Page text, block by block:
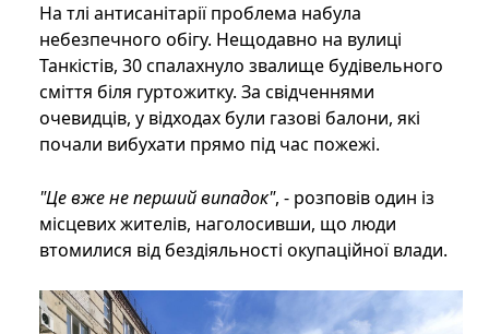
На тлі антисанітарії проблема набула
небезпечного обігу. Нещодавно на вулиці
Танкістів, 30 спалахнуло звалище будівельного
сміття біля гуртожитку. За свідченнями
очевидців, у відходах були газові балони, які
почали вибухати прямо під час пожежі.
"Це вже не перший випадок", - розповів один із
місцевих жителів, наголосивши, що люди
втомилися від бездіяльності окупаційної влади.